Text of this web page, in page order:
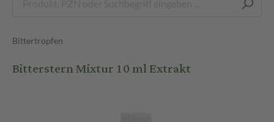
Bittertropfen
Bitterstern Mixtur 10 ml Extrakt